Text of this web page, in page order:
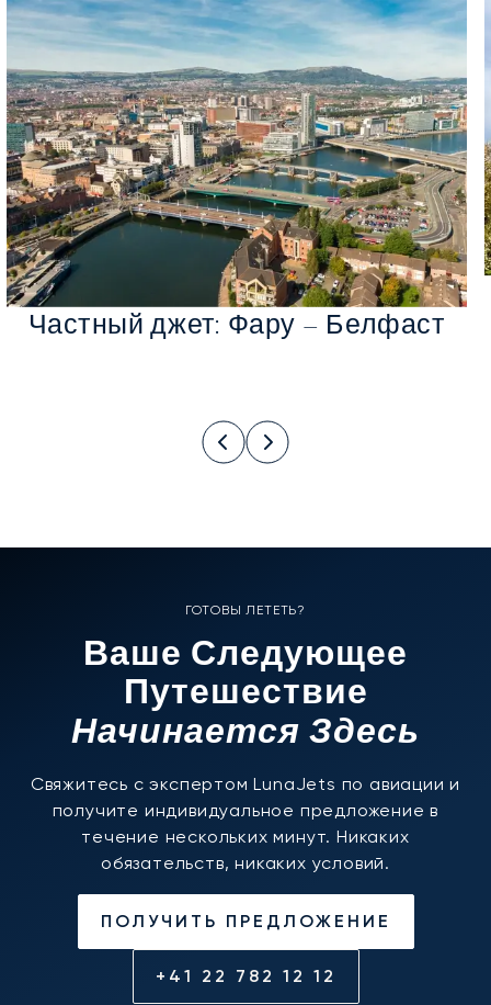
Частный джет: Фару – Белфаст
ГОТОВЫ ЛЕТЕТЬ?
Ваше Следующее
Путешествие
Начинается Здесь
Свяжитесь с экспертом LunaJets по авиации и
получите индивидуальное предложение в
течение нескольких минут. Никаких
обязательств, никаких условий.
ПОЛУЧИТЬ ПРЕДЛОЖЕНИЕ
+41 22 782 12 12